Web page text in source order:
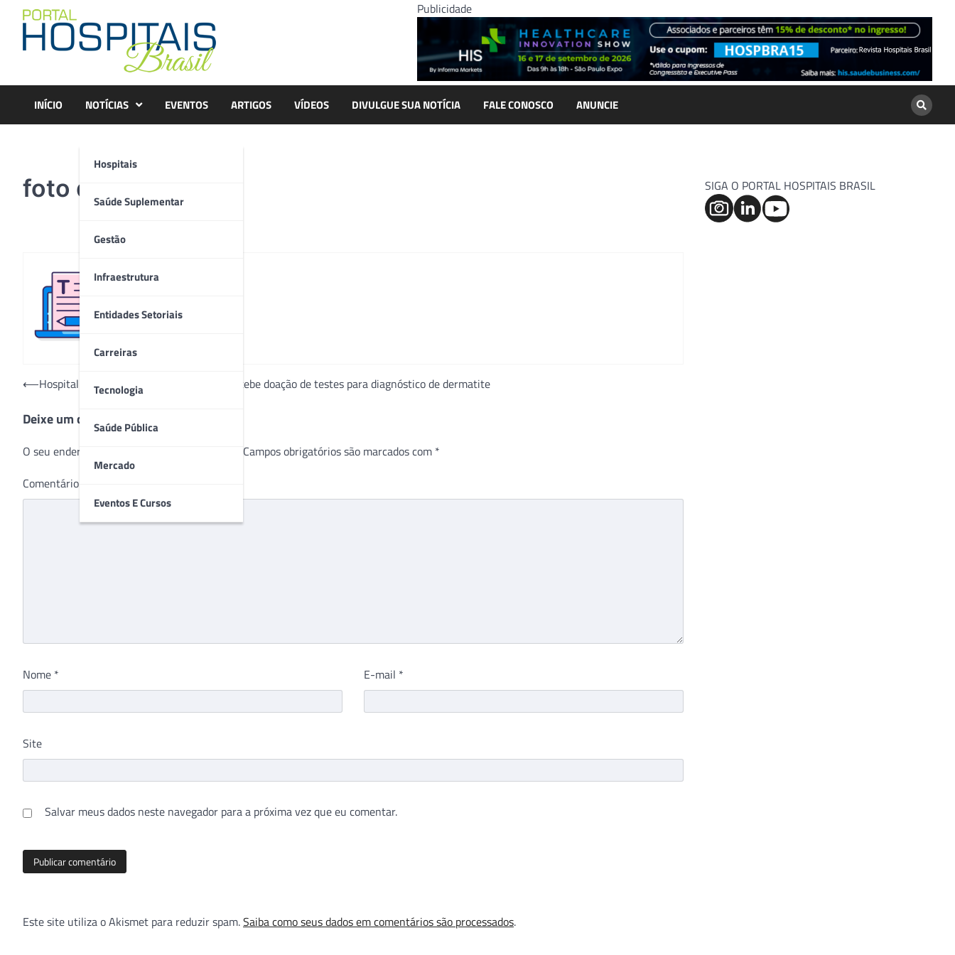
content
Publicidade
INÍCIO NOTÍCIAS
Hospitais
Saúde Suplementar
Gestão
Infraestrutura
Entidades Setoriais
Carreiras
Tecnologia
Saúde Pública
Mercado
Eventos E Cursos
EVENTOS ARTIGOS VÍDEOS DIVULGUE SUA NOTÍCIA FALE CONOSCO ANUNCIE
foto divulgação (2)
Navegação
Post
⟵Hospital Estadual de Doenças Tropicais recebe doação de testes para diagnóstico de dermatite
Deixe um comentário
O seu endereço de e-mail não será publicado. Campos obrigatórios são marcados com *
Comentário
Nome * E-mail *
Site
Salvar meus dados neste navegador para a próxima vez que eu comentar.
Este site utiliza o Akismet para reduzir spam.Saiba como seus dados em comentários são processados.
SIGA O PORTAL HOSPITAIS BRASIL